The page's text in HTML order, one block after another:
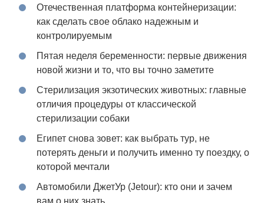
Отечественная платформа контейнеризации:
как сделать свое облако надежным и
контролируемым
Пятая неделя беременности: первые движения
новой жизни и то, что вы точно заметите
Стерилизация экзотических животных: главные
отличия процедуры от классической
стерилизации собаки
Египет снова зовет: как выбрать тур, не
потерять деньги и получить именно ту поездку, о
которой мечтали
Автомобили ДжетУр (Jetour): кто они и зачем